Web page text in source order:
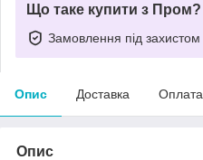
Що таке купити з Пром?
Замовлення під захистом
Опис Доставка Оплата
Опис